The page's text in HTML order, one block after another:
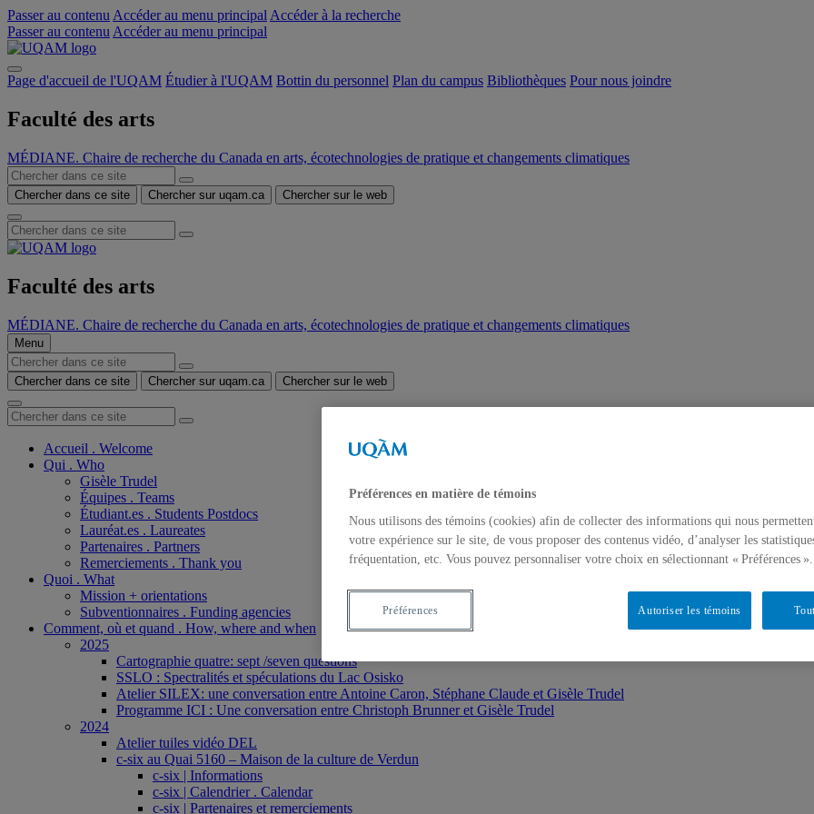
Passer au contenu Accéder au menu principal Accéder à la recherche
Passer au contenu Accéder au menu principal
Page d'accueil de l'UQAM Étudier à l'UQAM Bottin du personnel Plan du campus Bibliothèques Pour nous joindre
Faculté des arts
MÉDIANE. Chaire de recherche du Canada en arts, écotechnologies de pratique et changements climatiques
Chercher dans ce site Chercher sur uqam.ca Chercher sur le web
Faculté des arts
MÉDIANE. Chaire de recherche du Canada en arts, écotechnologies de pratique et changements climatiques
Menu
Chercher dans ce site Chercher sur uqam.ca Chercher sur le web
Accueil . Welcome
Qui . Who
Gisèle Trudel
Équipes . Teams
Étudiant.es . Students Postdocs
Lauréat.es . Laureates
Partenaires . Partners
Remerciements . Thank you
Quoi . What
Mission + orientations
Subventionnaires . Funding agencies
Comment, où et quand . How, where and when
2025
Cartographie quatre: sept /seven questions
SSLO : Spectralités et spéculations du Lac Osisko
Atelier SILEX: une conversation entre Antoine Caron, Stéphane Claude et Gisèle Trudel
Programme ICI : Une conversation entre Christoph Brunner et Gisèle Trudel
2024
Atelier tuiles vidéo DEL
c-six au Quai 5160 – Maison de la culture de Verdun
c-six | Informations
c-six | Calendrier . Calendar
c-six | Partenaires et remerciements
Préférences en matière de témoins
Nous utilisons des témoins (cookies) afin de collecter des informations qui nous
votre expérience sur le site, de vous proposer des contenus vidéo, d’analyser les
fréquentation, etc. Vous pouvez personnaliser votre choix en sélectionnant « Préférences ».
Autoriser les témoins
Préférences